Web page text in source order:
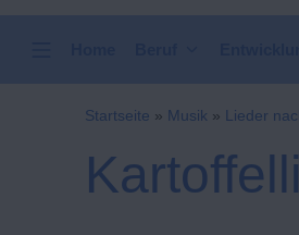
Startseite » Musik » Lieder